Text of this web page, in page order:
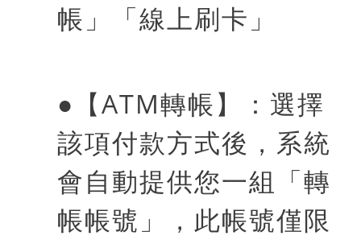
帳」「線上刷卡」
● 【ATM轉帳】：選擇
該項付款方式後，系統
會自動提供您一組「轉
帳帳號」，此帳號僅限